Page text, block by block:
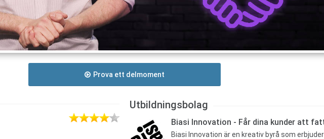
Prova ett delmoment
Utbildningsbolag
Biasi Innovation - Får dina kunder att
Biasi Innovation är en kreativ byrå som